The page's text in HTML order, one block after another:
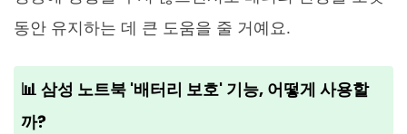
동안 유지하는 데 큰 도움을 줄 거예요.
📊 삼성 노트북 '배터리 보호' 기능, 어떻게 사용할
까?